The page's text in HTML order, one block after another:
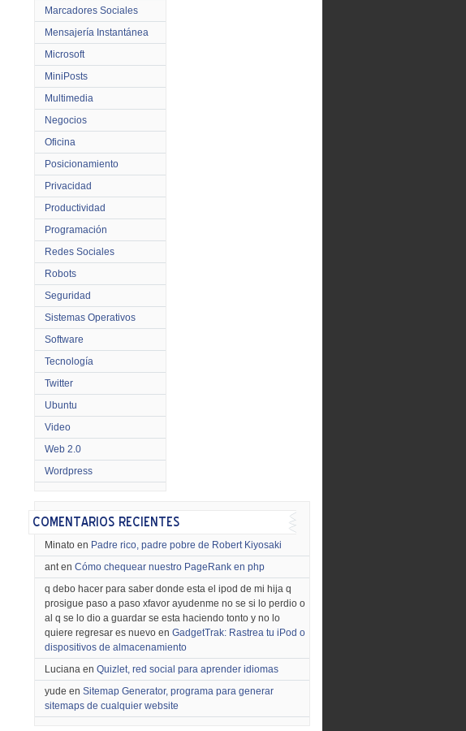
Marcadores Sociales
Mensajería Instantánea
Microsoft
MiniPosts
Multimedia
Negocios
Oficina
Posicionamiento
Privacidad
Productividad
Programación
Redes Sociales
Robots
Seguridad
Sistemas Operativos
Software
Tecnología
Twitter
Ubuntu
Video
Web 2.0
Wordpress
Minato en Padre rico, padre pobre de Robert Kiyosaki
ant en Cómo chequear nuestro PageRank en php
q debo hacer para saber donde esta el ipod de mi hija q
prosigue paso a paso xfavor ayudenme no se si lo perdio o
al q se lo dio a guardar se esta haciendo tonto y no lo
quiere regresar es nuevo en GadgetTrak: Rastrea tu iPod o
dispositivos de almacenamiento
Luciana en Quizlet, red social para aprender idiomas
yude en Sitemap Generator, programa para generar
sitemaps de cualquier website